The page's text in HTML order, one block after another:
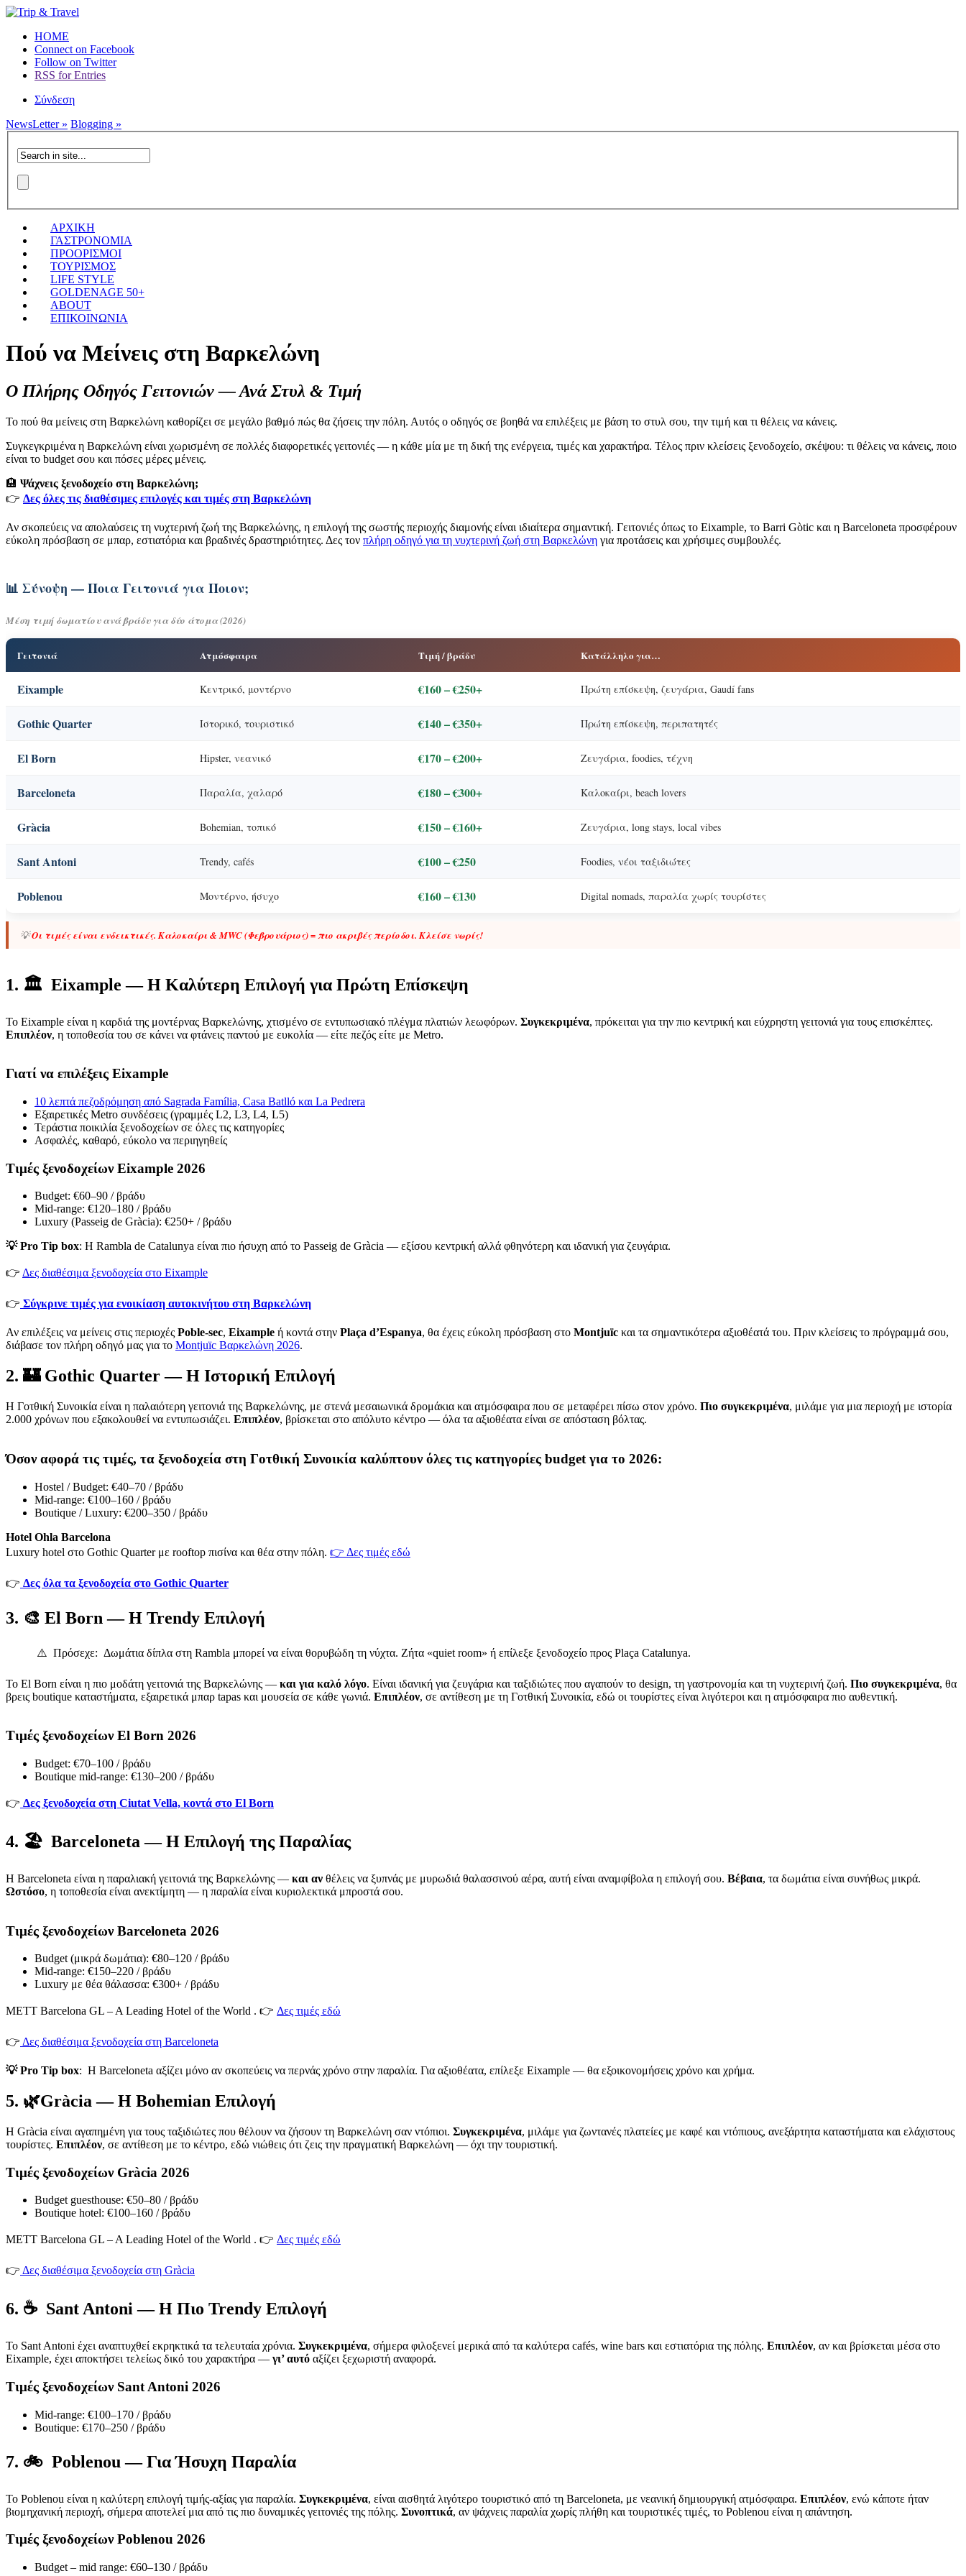
HOME
Connect on Facebook
Follow on Twitter
RSS for Entries
Σύνδεση
NewsLetter » Blogging »
ΑΡΧΙΚΗ
ΓΑΣΤΡΟΝΟΜΙΑ
ΠΡΟΟΡΙΣΜΟΙ
ΤΟΥΡΙΣΜΟΣ
LIFE STYLE
GOLDENAGE 50+
ABOUT
ΕΠΙΚΟΙΝΩΝΙΑ
Πού να Μείνεις στη Βαρκελώνη
Ο Πλήρης Οδηγός Γειτονιών — Ανά Στυλ & Τιμή
Το πού θα μείνεις στη Βαρκελώνη καθορίζει σε μεγάλο βαθμό πώς θα ζήσεις την πόλη. Αυτός ο οδηγός σε βοηθά να επιλέξεις με βάση το στυλ σου, την τιμή και τι θέλεις να κάνεις.
Συγκεγκριμένα η Βαρκελώνη είναι χωρισμένη σε πολλές διαφορετικές γειτονιές — η κάθε μία με τη δική της ενέργεια, τιμές και χαρακτήρα. Τέλος πριν κλείσεις ξενοδοχείο, σκέψου: τι θέλεις να κάνεις, ποιο
είναι το budget σου και πόσες μέρες μένεις.
🏨 Ψάχνεις ξενοδοχείο στη Βαρκελώνη;
👉 Δες όλες τις διαθέσιμες επιλογές και τιμές στη Βαρκελώνη
Αν σκοπεύεις να απολαύσεις τη νυχτερινή ζωή της Βαρκελώνης, η επιλογή της σωστής περιοχής διαμονής είναι ιδιαίτερα σημαντική. Γειτονιές όπως το Eixample, το Barri Gòtic και η Barceloneta προσφέρουν
εύκολη πρόσβαση σε μπαρ, εστιατόρια και βραδινές δραστηριότητες. Δες τον πλήρη οδηγό για τη νυχτερινή ζωή στη Βαρκελώνη για προτάσεις και χρήσιμες συμβουλές.
📊 Σύνοψη — Ποια Γειτονιά για Ποιον;
Μέση τιμή δωματίου ανά βράδυ για δύο άτομα (2026)
Γειτονιά Ατμόσφαιρα Τιμή / βράδυ Κατάλληλο για…
Eixample Κεντρικό, μοντέρνο €160 – €250+ Πρώτη επίσκεψη, ζευγάρια, Gaudí fans
Gothic Quarter Ιστορικό, τουριστικό €140 – €350+ Πρώτη επίσκεψη, περιπατητές
El Born Hipster, νεανικό €170 – €200+ Ζευγάρια, foodies, τέχνη
Barceloneta Παραλία, χαλαρό €180 – €300+ Καλοκαίρι, beach lovers
Gràcia Bohemian, τοπικό €150 – €160+ Ζευγάρια, long stays, local vibes
Sant Antoni Trendy, cafés €100 – €250 Foodies, νέοι ταξιδιώτες
Poblenou Μοντέρνο, ήσυχο €160 – €130 Digital nomads, παραλία χωρίς τουρίστες
💡Οι τιμές είναι ενδεικτικές. Καλοκαίρι & MWC (Φεβρουάριος) = πιο ακριβές περίοδοι. Κλείσε νωρίς!
1. 🏛️ Eixample — Η Καλύτερη Επιλογή για Πρώτη Επίσκεψη
Το Eixample είναι η καρδιά της μοντέρνας Βαρκελώνης, χτισμένο σε εντυπωσιακό πλέγμα πλατιών λεωφόρων. Συγκεκριμένα, πρόκειται για την πιο κεντρική και εύχρηστη γειτονιά για τους επισκέπτες.
Επιπλέον, η τοποθεσία του σε κάνει να φτάνεις παντού με ευκολία — είτε πεζός είτε με Metro.
Γιατί να επιλέξεις Eixample
10 λεπτά πεζοδρόμηση από Sagrada Família, Casa Batlló και La Pedrera
Εξαιρετικές Metro συνδέσεις (γραμμές L2, L3, L4, L5)
Τεράστια ποικιλία ξενοδοχείων σε όλες τις κατηγορίες
Ασφαλές, καθαρό, εύκολο να περιηγηθείς
Τιμές ξενοδοχείων Eixample 2026
Budget: €60–90 / βράδυ
Mid-range: €120–180 / βράδυ
Luxury (Passeig de Gràcia): €250+ / βράδυ
💡 Pro Tip box: Η Rambla de Catalunya είναι πιο ήσυχη από το Passeig de Gràcia — εξίσου κεντρική αλλά φθηνότερη και ιδανική για ζευγάρια.
👉 Δες διαθέσιμα ξενοδοχεία στο Eixample
👉 Σύγκρινε τιμές για ενοικίαση αυτοκινήτου στη Βαρκελώνη
Αν επιλέξεις να μείνεις στις περιοχές Poble-sec, Eixample ή κοντά στην Plaça d’Espanya, θα έχεις εύκολη πρόσβαση στο Montjuïc και τα σημαντικότερα αξιοθέατά του. Πριν κλείσεις το πρόγραμμά σου,
διάβασε τον πλήρη οδηγό μας για το Montjuïc Βαρκελώνη 2026.
2. 🏰Gothic Quarter — Η Ιστορική Επιλογή
Η Γοτθική Συνοικία είναι η παλαιότερη γειτονιά της Βαρκελώνης, με στενά μεσαιωνικά δρομάκια και ατμόσφαιρα που σε μεταφέρει πίσω στον χρόνο. Πιο συγκεκριμένα, μιλάμε για μια περιοχή με ιστορία
2.000 χρόνων που εξακολουθεί να εντυπωσιάζει. Επιπλέον, βρίσκεται στο απόλυτο κέντρο — όλα τα αξιοθέατα είναι σε απόσταση βόλτας.
Όσον αφορά τις τιμές, τα ξενοδοχεία στη Γοτθική Συνοικία καλύπτουν όλες τις κατηγορίες budget για το 2026:
Hostel / Budget: €40–70 / βράδυ
Mid-range: €100–160 / βράδυ
Boutique / Luxury: €200–350 / βράδυ
Hotel Ohla Barcelona
Luxury hotel στο Gothic Quarter με rooftop πισίνα και θέα στην πόλη. 👉 Δες τιμές εδώ
👉 Δες όλα τα ξενοδοχεία στο Gothic Quarter
3. 🎨 El Born — Η Trendy Επιλογή
⚠️ Πρόσεχε: Δωμάτια δίπλα στη Rambla μπορεί να είναι θορυβώδη τη νύχτα. Ζήτα «quiet room» ή επίλεξε ξενοδοχείο προς Plaça Catalunya.
Το El Born είναι η πιο μοδάτη γειτονιά της Βαρκελώνης — και για καλό λόγο. Είναι ιδανική για ζευγάρια και ταξιδιώτες που αγαπούν το design, τη γαστρονομία και τη νυχτερινή ζωή. Πιο συγκεκριμένα, θα
βρεις boutique καταστήματα, εξαιρετικά μπαρ tapas και μουσεία σε κάθε γωνιά. Επιπλέον, σε αντίθεση με τη Γοτθική Συνοικία, εδώ οι τουρίστες είναι λιγότεροι και η ατμόσφαιρα πιο αυθεντική.
Τιμές ξενοδοχείων El Born 2026
Budget: €70–100 / βράδυ
Boutique mid-range: €130–200 / βράδυ
👉 Δες ξενοδοχεία στη Ciutat Vella, κοντά στο El Born
4. 🏖️ Barceloneta — Η Επιλογή της Παραλίας
Η Barceloneta είναι η παραλιακή γειτονιά της Βαρκελώνης — και αν θέλεις να ξυπνάς με μυρωδιά θαλασσινού αέρα, αυτή είναι αναμφίβολα η επιλογή σου. Βέβαια, τα δωμάτια είναι συνήθως μικρά.
Ωστόσο, η τοποθεσία είναι ανεκτίμητη — η παραλία είναι κυριολεκτικά μπροστά σου.
Τιμές ξενοδοχείων Barceloneta 2026
Budget (μικρά δωμάτια): €80–120 / βράδυ
Mid-range: €150–220 / βράδυ
Luxury με θέα θάλασσα: €300+ / βράδυ
METT Barcelona GL – A Leading Hotel of the World . 👉 Δες τιμές εδώ
👉 Δες διαθέσιμα ξενοδοχεία στη Barceloneta
💡 Pro Tip box: Η Barceloneta αξίζει μόνο αν σκοπεύεις να περνάς χρόνο στην παραλία. Για αξιοθέατα, επίλεξε Eixample — θα εξοικονομήσεις χρόνο και χρήμα.
5. 🌿Gràcia — Η Bohemian Επιλογή
Η Gràcia είναι αγαπημένη για τους ταξιδιώτες που θέλουν να ζήσουν τη Βαρκελώνη σαν ντόπιοι. Συγκεκριμένα, μιλάμε για ζωντανές πλατείες με καφέ και ντόπιους, ανεξάρτητα καταστήματα και ελάχιστους
τουρίστες. Επιπλέον, σε αντίθεση με το κέντρο, εδώ νιώθεις ότι ζεις την πραγματική Βαρκελώνη — όχι την τουριστική.
Τιμές ξενοδοχείων Gràcia 2026
Budget guesthouse: €50–80 / βράδυ
Boutique hotel: €100–160 / βράδυ
METT Barcelona GL – A Leading Hotel of the World . 👉 Δες τιμές εδώ
👉 Δες διαθέσιμα ξενοδοχεία στη Gràcia
6. ☕ Sant Antoni — Η Πιο Trendy Επιλογή
Το Sant Antoni έχει αναπτυχθεί εκρηκτικά τα τελευταία χρόνια. Συγκεκριμένα, σήμερα φιλοξενεί μερικά από τα καλύτερα cafés, wine bars και εστιατόρια της πόλης. Επιπλέον, αν και βρίσκεται μέσα στο
Eixample, έχει αποκτήσει τελείως δικό του χαρακτήρα — γι’ αυτό αξίζει ξεχωριστή αναφορά.
Τιμές ξενοδοχείων Sant Antoni 2026
Mid-range: €100–170 / βράδυ
Boutique: €170–250 / βράδυ
7. 🚲 Poblenou — Για Ήσυχη Παραλία
Το Poblenou είναι η καλύτερη επιλογή τιμής-αξίας για παραλία. Συγκεκριμένα, είναι αισθητά λιγότερο τουριστικό από τη Barceloneta, με νεανική δημιουργική ατμόσφαιρα. Επιπλέον, ενώ κάποτε ήταν
βιομηχανική περιοχή, σήμερα αποτελεί μια από τις πιο δυναμικές γειτονιές της πόλης. Συνοπτικά, αν ψάχνεις παραλία χωρίς πλήθη και τουριστικές τιμές, το Poblenou είναι η απάντηση.
Τιμές ξενοδοχείων Poblenou 2026
Budget – mid range: €60–130 / βράδυ